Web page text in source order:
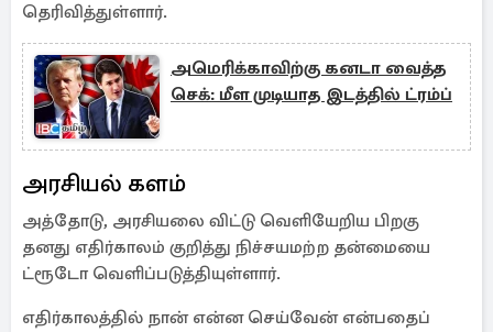
தெரிவித்துள்ளார்.
அமெரிக்காவிற்கு கனடா வைத்த
செக்: மீள முடியாத இடத்தில் ட்ரம்ப்
அரசியல் களம்
அத்தோடு, அரசியலை விட்டு வெளியேறிய பிறகு
தனது எதிர்காலம் குறித்து நிச்சயமற்ற தன்மையை
ட்ரூடோ வெளிப்படுத்தியுள்ளார்.
எதிர்காலத்தில் நான் என்ன செய்வேன் என்பதைப்